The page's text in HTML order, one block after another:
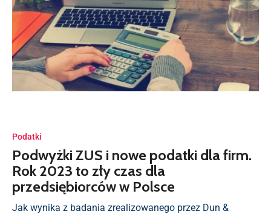
Podatki
Podwyżki ZUS i nowe podatki dla firm.
Rok 2023 to zły czas dla
przedsiębiorców w Polsce
Jak wynika z badania zrealizowanego przez Dun &